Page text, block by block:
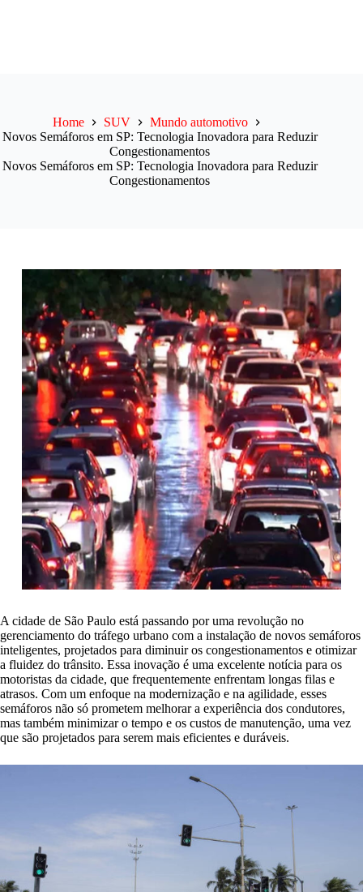
Home SUV
Mundo automotivo
Novos Semáforos em SP: Tecnologia Inovadora para Reduzir
Congestionamentos
Novos Semáforos em SP: Tecnologia Inovadora para Reduzir
Congestionamentos
A cidade de São Paulo está passando por uma revolução no
gerenciamento do tráfego urbano com a instalação de novos semáforos
inteligentes, projetados para diminuir os congestionamentos e otimizar
a fluidez do trânsito. Essa inovação é uma excelente notícia para os
motoristas da cidade, que frequentemente enfrentam longas filas e
atrasos. Com um enfoque na modernização e na agilidade, esses
semáforos não só prometem melhorar a experiência dos condutores,
mas também minimizar o tempo e os custos de manutenção, uma vez
que são projetados para serem mais eficientes e duráveis.